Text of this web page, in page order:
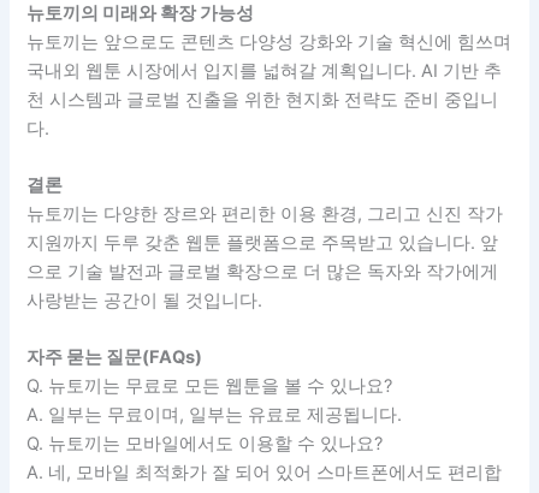
뉴토끼의 미래와 확장 가능성
뉴토끼는 앞으로도 콘텐츠 다양성 강화와 기술 혁신에 힘쓰며
국내외 웹툰 시장에서 입지를 넓혀갈 계획입니다. AI 기반 추
천 시스템과 글로벌 진출을 위한 현지화 전략도 준비 중입니
다.
결론
뉴토끼는 다양한 장르와 편리한 이용 환경, 그리고 신진 작가
지원까지 두루 갖춘 웹툰 플랫폼으로 주목받고 있습니다. 앞
으로 기술 발전과 글로벌 확장으로 더 많은 독자와 작가에게
사랑받는 공간이 될 것입니다.
자주 묻는 질문(FAQs)
Q. 뉴토끼는 무료로 모든 웹툰을 볼 수 있나요?
A. 일부는 무료이며, 일부는 유료로 제공됩니다.
Q. 뉴토끼는 모바일에서도 이용할 수 있나요?
A. 네, 모바일 최적화가 잘 되어 있어 스마트폰에서도 편리합